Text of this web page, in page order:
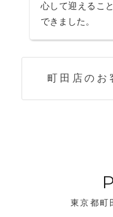
心して迎えるこ
できました。
町田店のお
東京都町